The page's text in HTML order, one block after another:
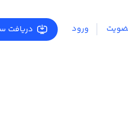
ورود دریافت